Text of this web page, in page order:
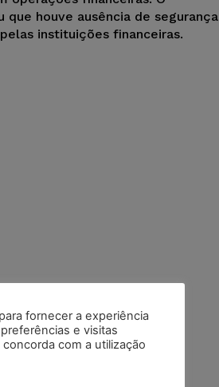
que houve ausência de segurança
instituições financeiras.
fornecer a experiência
e visitas
concorda com a utilização